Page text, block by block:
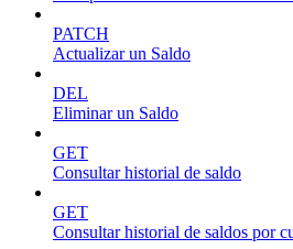
PATCH
Actualizar un Saldo
DEL
Eliminar un Saldo
GET
Consultar historial de saldo
GET
Consultar historial de saldos por